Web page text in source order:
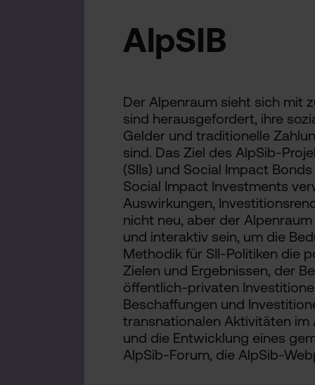
AlpSIB
Der Alpenraum sieht sich mit
sind herausgefordert, ihre
Gelder und traditionelle
sind. Das Ziel des AlpSib-
(SIIs) und Social Impact
Social Impact Investments
Auswirkungen,
nicht neu, aber der
und interaktiv sein, um die
Methodik für SII-Politiken die
Zielen und Ergebnissen, der
öffentlich-privaten
Beschaffungen und
transnationalen Aktivitäten im
und die Entwicklung eines
AlpSib-Forum, die AlpSib-